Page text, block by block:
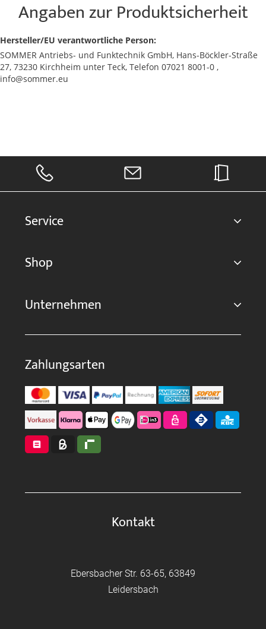
Angaben zur Produktsicherheit
Hersteller/EU verantwortliche Person:
SOMMER Antriebs- und Funktechnik GmbH, Hans-Böckler-Straße
27, 73230 Kirchheim unter Teck, Telefon 07021 8001-0 ,
info@sommer.eu
Service
Shop
Unternehmen
Zahlungsarten
Kontakt
Ebersbacher Str. 63-65, 63849
Leidersbach